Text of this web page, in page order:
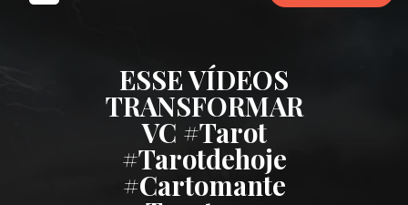
ESSE VÍDEOS
TRANSFORMAR
VC #tarot
#tarotdehoje
#cartomante